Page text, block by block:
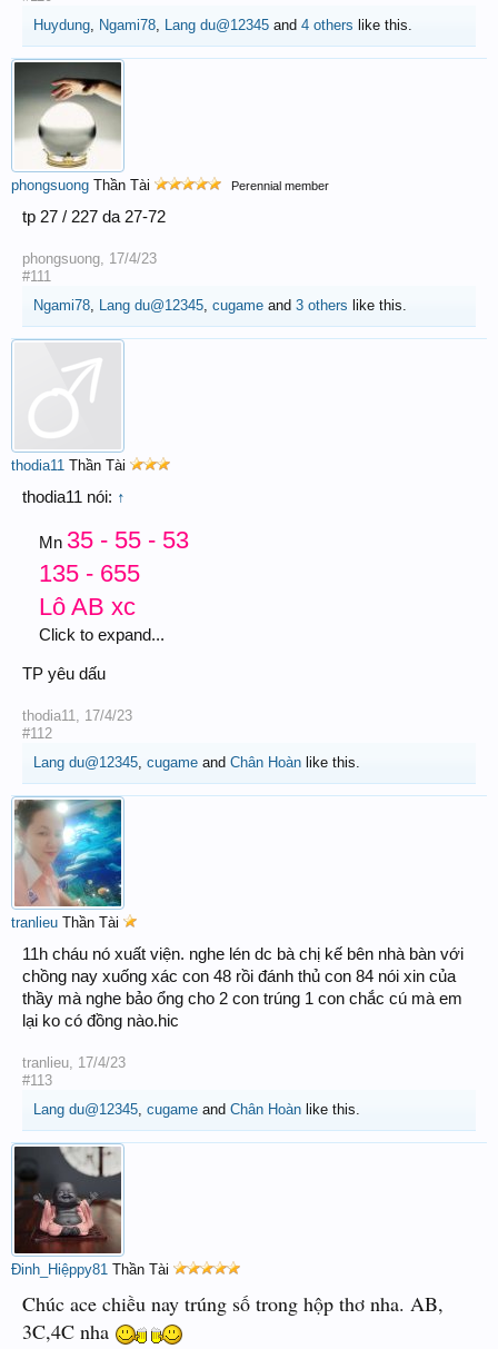
Huydung Ngami78 Lang du@12345 and 4 others like this.
phongsuong Thần Tài Perennial member
tp 27 / 227 da 27-72
phongsuong 17/4/23
#111
Ngami78 Lang du@12345 cugame and 3 others like this.
thodia11 Thần Tài
thodia11 nói: ↑
Mn 35 - 55 - 53
135 - 655
Lô AB xc
Click to expand...
TP yêu dấu
thodia11
17/4/23
#112
Lang du@12345 cugame and Chân Hoàn like this.
tranlieu Thần Tài
11h cháu nó xuất viện. nghe lén dc bà chị kế bên nhà bàn với
chồng nay xuống xác con 48 rồi đánh thủ con 84 nói xin của
thầy mà nghe bảo ổng cho 2 con trúng 1 con chắc cú mà em
lại ko có đồng nào.hic
tranlieu 17/4/23
#113
Lang du@12345 cugame and Chân Hoàn like this.
Đinh_Hiệppy81 Thần Tài
Chúc ace chiều nay trúng số trong hộp thơ nha. AB,
3C,4C nha